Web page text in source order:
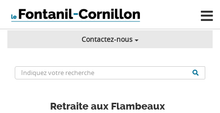
Contactez-nous
Retraite aux Flambeaux